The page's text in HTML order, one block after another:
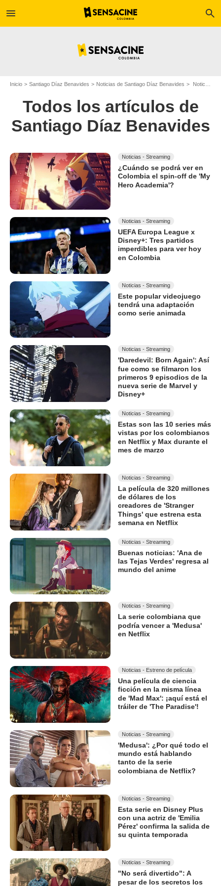
menu search
Inicio Santiago Díaz Benavides Noticias de Santiago Díaz Benavides Noticias de Santiago Díaz Benavides - Página 50
Todos los artículos de
Santiago Díaz Benavides
Noticias - Streaming
¿Cuándo se podrá ver en
Colombia el spin-off de 'My
Hero Academia'?
Noticias - Streaming
UEFA Europa League x
Disney+: Tres partidos
imperdibles para ver hoy
en Colombia
Noticias - Streaming
Este popular videojuego
tendrá una adaptación
como serie animada
Noticias - Streaming
'Daredevil: Born Again': Así
fue como se filmaron los
primeros 9 episodios de la
nueva serie de Marvel y
Disney+
Noticias - Streaming
Estas son las 10 series más
vistas por los colombianos
en Netflix y Max durante el
mes de marzo
Noticias - Streaming
La película de 320 millones
de dólares de los
creadores de 'Stranger
Things' que estrena esta
semana en Netflix
Noticias - Streaming
Buenas noticias: 'Ana de
las Tejas Verdes' regresa al
mundo del anime
Noticias - Streaming
La serie colombiana que
podría vencer a 'Medusa'
en Netflix
Noticias - Estreno de película
Una película de ciencia
ficción en la misma línea
de 'Mad Max': ¡aquí está el
tráiler de 'The Paradise'!
Noticias - Streaming
'Medusa': ¿Por qué todo el
mundo está hablando
tanto de la serie
colombiana de Netflix?
Noticias - Streaming
Esta serie en Disney Plus
con una actriz de 'Emilia
Pérez' confirma la salida de
su quinta temporada
Noticias - Streaming
"No será divertido": A
pesar de los secretos los